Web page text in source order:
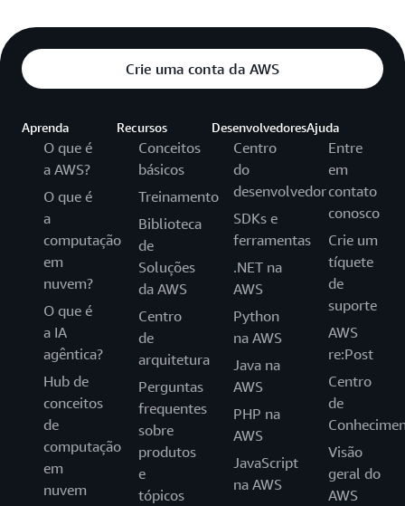
Crie uma conta da AWS
Aprenda
O que é
a AWS?
O que é
a
computação
em
nuvem?
O que é
a IA
agêntica?
Hub de
conceitos
de
computação
em
nuvem
Recursos
Conceitos
básicos
Treinamento
Biblioteca
de
Soluções
da AWS
Centro
de
arquitetura
Perguntas
frequentes
sobre
produtos
e
tópicos
Desenvolvedores
Centro
do
desenvolvedor
SDKs e
ferramentas
.NET na
AWS
Python
na AWS
Java na
AWS
PHP na
AWS
JavaScript
na AWS
Ajuda
Entre
em
contato
conosco
Crie um
tíquete
de
suporte
AWS
re:Post
Centro
de
Visão
geral do
AWS